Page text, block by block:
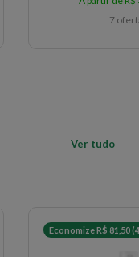
7
Ver tudo
Economize R$ 81,50